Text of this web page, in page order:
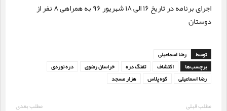
اجرای برنامه در تاریخ ۱۶ الی ۱۸ شهریور ۹۶ به همراهی ۸ نفر از
دوستان
توسط
رضا اسماعیلی
برچسب‌ها
اکتشاف تفنگ دره خراسان رضوی
دره نوردی
رضا اسماعیلی
کوه پلاس هزار مسجد
مطلب قبلی مطلب بعدی